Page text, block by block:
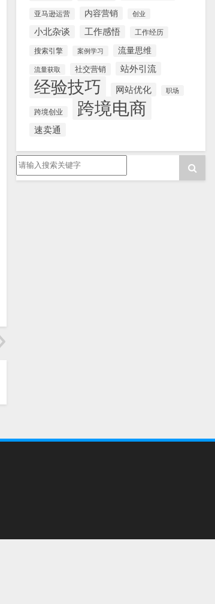
亚马逊运营 内容营销 创业
小北杂谈 工作感悟 工作经历
搜索引擎 案例学习 流量思维
流量获取 社交营销 站外引流
经验技巧 网站优化 职场
跨境创业 跨境电商
速卖通